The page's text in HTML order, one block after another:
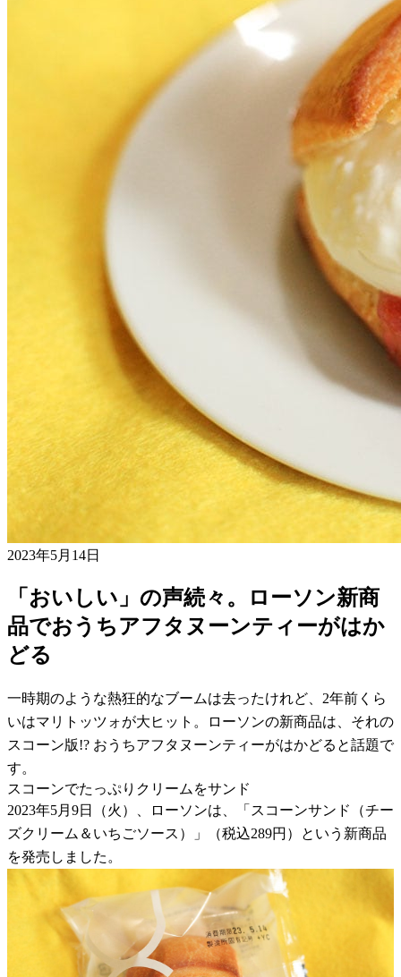
2023年5月14日
「おいしい」の声続々。ローソン新商
品でおうちアフタヌーンティーがはか
どる
一時期のような熱狂的なブームは去ったけれど、2年前くら
いはマリトッツォが大ヒット。ローソンの新商品は、それの
スコーン版!? おうちアフタヌーンティーがはかどると話題で
す。
スコーンでたっぷりクリームをサンド
2023年5月9日（火）、ローソンは、「スコーンサンド（チー
ズクリーム＆いちごソース）」（税込289円）という新商品
を発売しました。